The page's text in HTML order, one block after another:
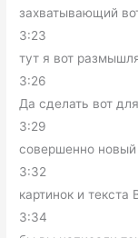
захватывающий
3:23
тут я вот
3:26
Да сделать вот
3:29
совершенно
3:32
картинок и текста
3:34